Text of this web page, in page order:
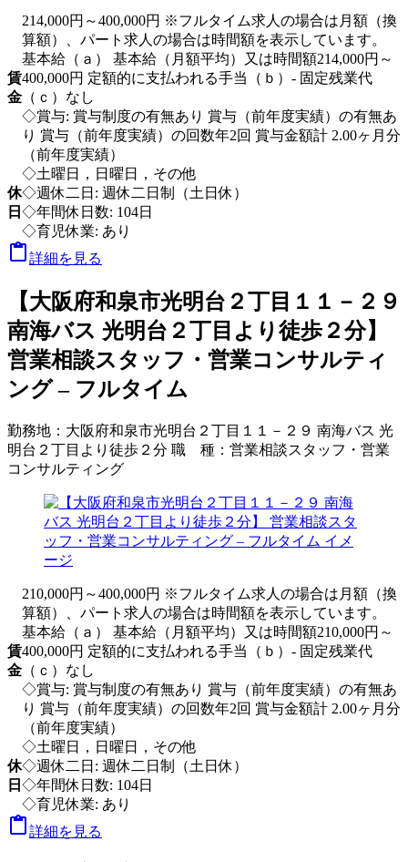
賃
金
214,000円～400,000円 ※フルタイム求人の場合は月額（換
算額）、パート求人の場合は時間額を表示しています。
基本給（ａ） 基本給（月額平均）又は時間額214,000円～
400,000円 定額的に支払われる手当（ｂ）- 固定残業代
（ｃ）なし
◇賞与: 賞与制度の有無あり 賞与（前年度実績）の有無あ
り 賞与（前年度実績）の回数年2回 賞与金額計 2.00ヶ月分
（前年度実績）
休
日
◇土曜日，日曜日，その他
◇週休二日: 週休二日制（土日休）
◇年間休日数: 104日
◇育児休業: あり
詳細を見る
【大阪府和泉市光明台２丁目１１－２９
南海バス 光明台２丁目より徒歩２分】
営業相談スタッフ・営業コンサルティ
ング – フルタイム
勤務地： 大阪府和泉市光明台２丁目１１－２９ 南海バス 光
明台２丁目より徒歩２分 職 種： 営業相談スタッフ・営業
コンサルティング
賃
金
210,000円～400,000円 ※フルタイム求人の場合は月額（換
算額）、パート求人の場合は時間額を表示しています。
基本給（ａ） 基本給（月額平均）又は時間額210,000円～
400,000円 定額的に支払われる手当（ｂ）- 固定残業代
（ｃ）なし
◇賞与: 賞与制度の有無あり 賞与（前年度実績）の有無あ
り 賞与（前年度実績）の回数年2回 賞与金額計 2.00ヶ月分
（前年度実績）
休
日
◇土曜日，日曜日，その他
◇週休二日: 週休二日制（土日休）
◇年間休日数: 104日
◇育児休業: あり
詳細を見る